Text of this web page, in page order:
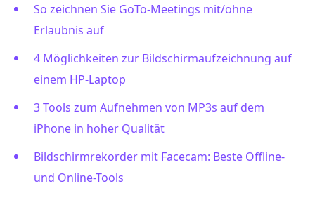
So zeichnen Sie GoTo-Meetings mit/ohne
Erlaubnis auf
4 Möglichkeiten zur Bildschirmaufzeichnung auf
einem HP-Laptop
3 Tools zum Aufnehmen von MP3s auf dem
iPhone in hoher Qualität
Bildschirmrekorder mit Facecam: Beste Offline-
und Online-Tools